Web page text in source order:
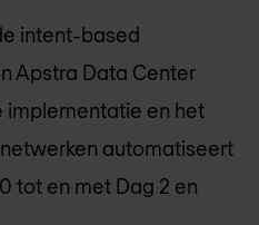
intent-based
Apstra Data Center
implementatie en het
automatiseert
tot en met Dag 2 en